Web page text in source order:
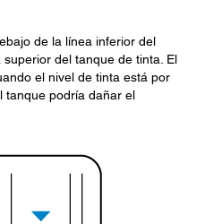
de la línea inferior del
del tanque de tinta. El
el nivel de tinta está por
tanque podría dañar el